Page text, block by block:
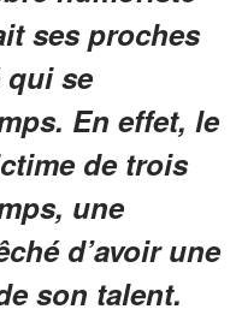
ses proches
qui se
En effet, le
de trois
une
d’avoir une
son talent.